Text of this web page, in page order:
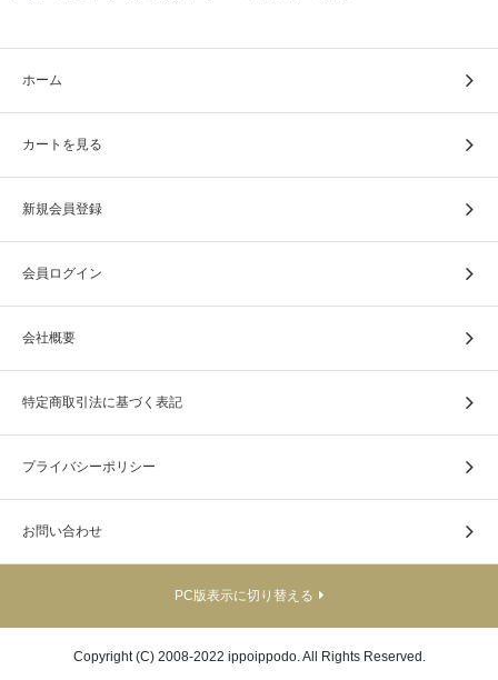
ホーム
カートを見る
新規会員登録
会員ログイン
会社概要
特定商取引法に基づく表記
プライバシーポリシー
お問い合わせ
PC版表示に切り替える
Copyright (C) 2008-2022 ippoippodo. All Rights Reserved.